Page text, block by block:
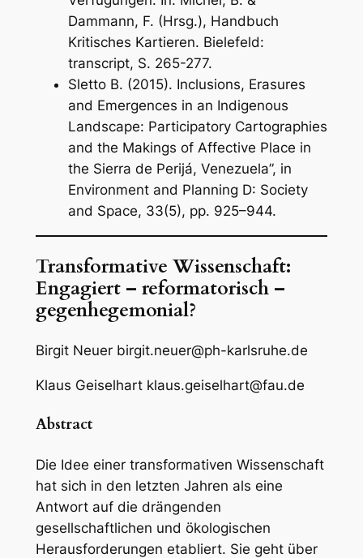
Dammann, F. (Hrsg.), Handbuch
Kritisches Kartieren. Bielefeld:
transcript, S. 265-277.
Sletto B. (2015). Inclusions, Erasures
and Emergences in an Indigenous
Landscape: Participatory Cartographies
and the Makings of Affective Place in
the Sierra de Perijá, Venezuela”, in
Environment and Planning D: Society
and Space, 33(5), pp. 925–944.
Transformative Wissenschaft:
Engagiert – reformatorisch –
gegenhegemonial?
Birgit Neuer birgit.neuer@ph-karlsruhe.de
Klaus Geiselhart klaus.geiselhart@fau.de
Abstract
Die Idee einer transformativen Wissenschaft
hat sich in den letzten Jahren als eine
Antwort auf die drängenden
gesellschaftlichen und ökologischen
Herausforderungen etabliert. Sie geht über